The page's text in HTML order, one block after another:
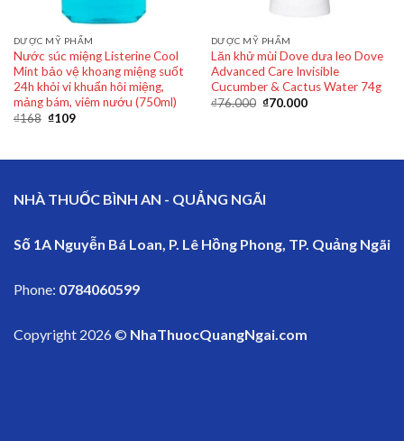
DƯỢC MỸ PHẨM
Nước súc miệng Listerine Cool
Mint bảo vệ khoang miệng suốt
24h khỏi vi khuẩn hôi miệng,
mảng bám, viêm nướu (750ml)
₫168 ₫109
DƯỢC MỸ PHẨM
Lăn khử mùi Dove dưa leo Dove
Advanced Care Invisible
Cucumber & Cactus Water 74g
₫76.000 ₫70.000
NHÀ THUỐC BÌNH AN - QUẢNG NGÃI
Số 1A Nguyễn Bá Loan, P. Lê Hồng Phong, TP. Quảng Ngãi
Phone: 0784060599
Copyright 2026 © NhaThuocQuangNgai.com